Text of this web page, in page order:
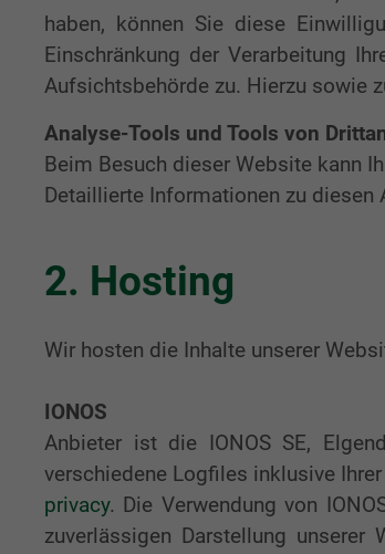
haben, können Sie diese
Einschränkung der Verarbeitung
Aufsichtsbehörde zu. Hierzu sowie
Analyse-Tools und Tools von
Beim Besuch dieser Website kann
Detaillierte Informationen zu diesen
2. Hosting
Wir hosten die Inhalte unserer
IONOS
Anbieter ist die IONOS SE,
verschiedene Logfiles inklusive
privacy. Die Verwendung von
zuverlässigen Darstellung